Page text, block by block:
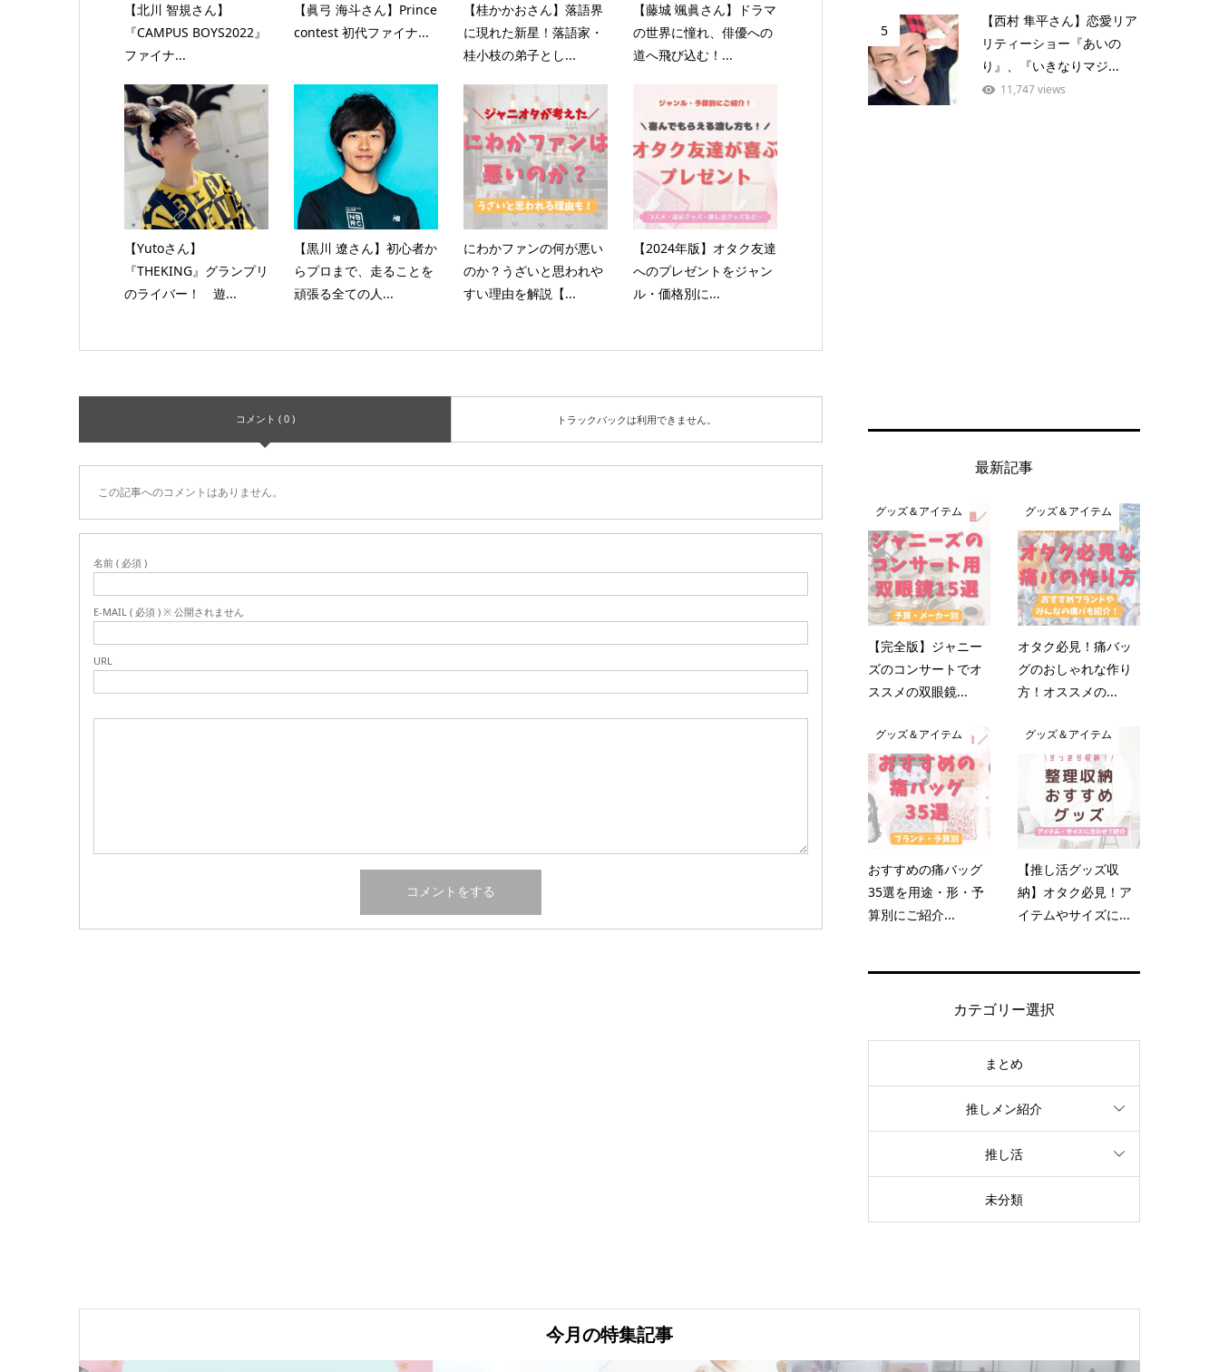
【北川 智規さん】
『CAMPUS BOYS2022』
ファイナ...
【眞弓 海斗さん】Prince
contest 初代ファイナ...
【桂かかおさん】落語界
に現れた新星！落語家・
桂小枝の弟子とし...
【藤城 颯眞さん】ドラマ
の世界に憧れ、俳優への
道へ飛び込む！...
【Yutoさん】
『THEKING』グランプリ
のライバー！ 遊...
【黒川 遼さん】初心者か
らプロまで、走ることを
頑張る全ての人...
にわかファンの何が悪い
のか？うざいと思われや
すい理由を解説【...
【2024年版】オタク友達
へのプレゼントをジャン
ル・価格別に...
コメント ( 0 ) トラックバックは利用できません。
この記事へのコメントはありません。
名前 ( 必須 )
E-MAIL ( 必須 ) ※ 公開されません
URL
5
【西村 隼平さん】恋愛リア
リティーショー『あいの
り』、『いきなりマジ...
11,747 views
最新記事
グッズ＆アイテム
【完全版】ジャニー
ズのコンサートでオ
ススメの双眼鏡...
グッズ＆アイテム
オタク必見！痛バッ
グのおしゃれな作り
方！オススメの...
グッズ＆アイテム
おすすめの痛バッグ
35選を用途・形・予
算別にご紹介...
グッズ＆アイテム
【推し活グッズ収
納】オタク必見！ア
イテムやサイズに...
カテゴリー選択
まとめ
推しメン紹介
推し活
未分類
今月の特集記事